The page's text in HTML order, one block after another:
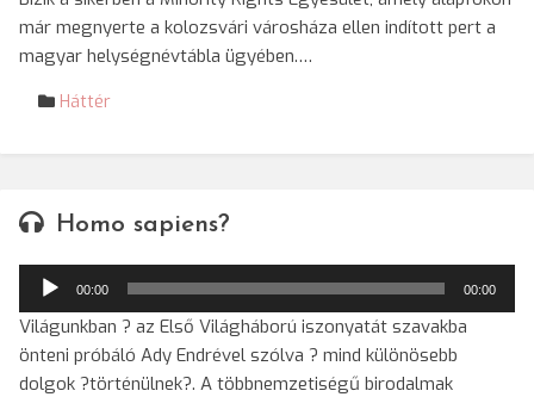
már megnyerte a kolozsvári városháza ellen indított pert a
magyar helységnévtábla ügyében.…
Háttér
Homo sapiens?
Audió
lejátszó
00:00 00:00
Világunkban ? az Első Világháború iszonyatát szavakba
önteni próbáló Ady Endrével szólva ? mind különösebb
dolgok ?történülnek?. A többnemzetiségű birodalmak